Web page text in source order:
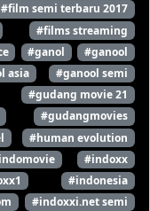
#film semi terbaru 2017
#films streaming
#ganol
#ganool
asia
#ganool semi
#gudang movie 21
#gudangmovies
#human evolution
#indoxx
#indonesia
#indoxxi.net semi